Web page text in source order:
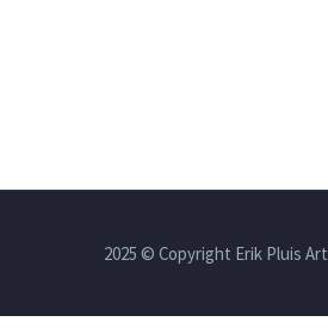
2025 © Copyright Erik Pluis Art